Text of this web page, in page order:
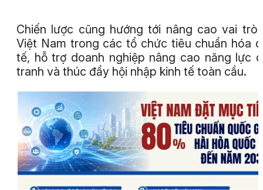
Chiến lược cũng hướng tới nâng cao vai trò
Việt Nam trong các tổ chức tiêu chuẩn hóa
tế, hỗ trợ doanh nghiệp nâng cao năng lực
tranh và thúc đẩy hội nhập kinh tế toàn cầu.